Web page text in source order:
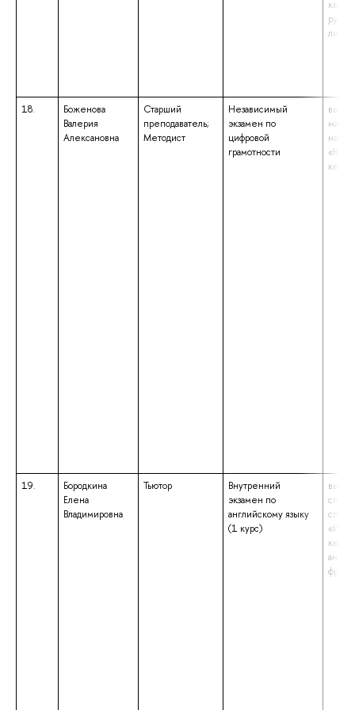
18.
Боженова
Валерия
Алексановна
Старший
преподаватель;
Методист
Независимый
экзамен по
цифровой
грамотности
19.
Бородкина
Елена
Владимировна
Тьютор
Внутренний
экзамен по
английскому языку
(1 курс)